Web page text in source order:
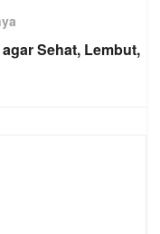
Sehat, Lembut,